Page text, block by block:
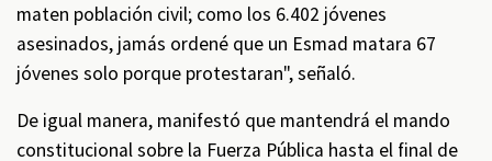
maten población civil; como los 6.402 jóvenes
asesinados, jamás ordené que un Esmad matara 67
jóvenes solo porque protestaran", señaló.
De igual manera, manifestó que mantendrá el mando
constitucional sobre la Fuerza Pública hasta el final de